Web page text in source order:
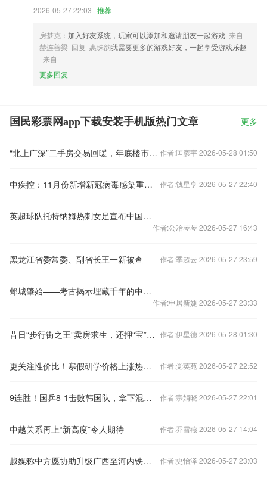
2026-05-27 22:03 推荐
房梦克 ：加入好友系统，玩家可以添加和邀请朋友一起游戏 来自
赫连善梁 回复 惠珠韵我需要更多的游戏好友，一起享受游戏乐趣
来自
更多回复
国民彩票网app下载安装手机版热门文章 更多
“北上广深”二手房交易回暖，年底楼市怎样看？ 作者:匡彦宇 2026-05-28 01:50
中疾控：11月份新增新冠病毒感染重症病例135例 作者:钱星亨 2026-05-27 22:40
英超球队托特纳姆热刺女足宣布中国球员王霜加盟
作者:公冶琴琴 2026-05-27 16:43
黑龙江省委常委、副省长王一新被查 作者:季超云 2026-05-27 23:59
邺城肇始——考古揭示埋藏千年的中国都城秘密
作者:申屠新婕 2026-05-27 23:33
昔日“步行街之王”卖房求生，还押“宝”千元羽绒服 作者:伊星德 2026-05-28 01:30
更关注性价比！寒假研学价格上涨热度下降 作者:党英苑 2026-05-27 22:52
9连胜！国乒8-1击败韩国队，拿下混合团体世界杯冠军 作者:宗娟晓 2026-05-27 22:01
中越关系再上“新高度”令人期待 作者:乔雪燕 2026-05-27 14:04
越媒称中方愿协助升级广西至河内铁路交通，外交部回应 作者:史怡泽 2026-05-27 23:03